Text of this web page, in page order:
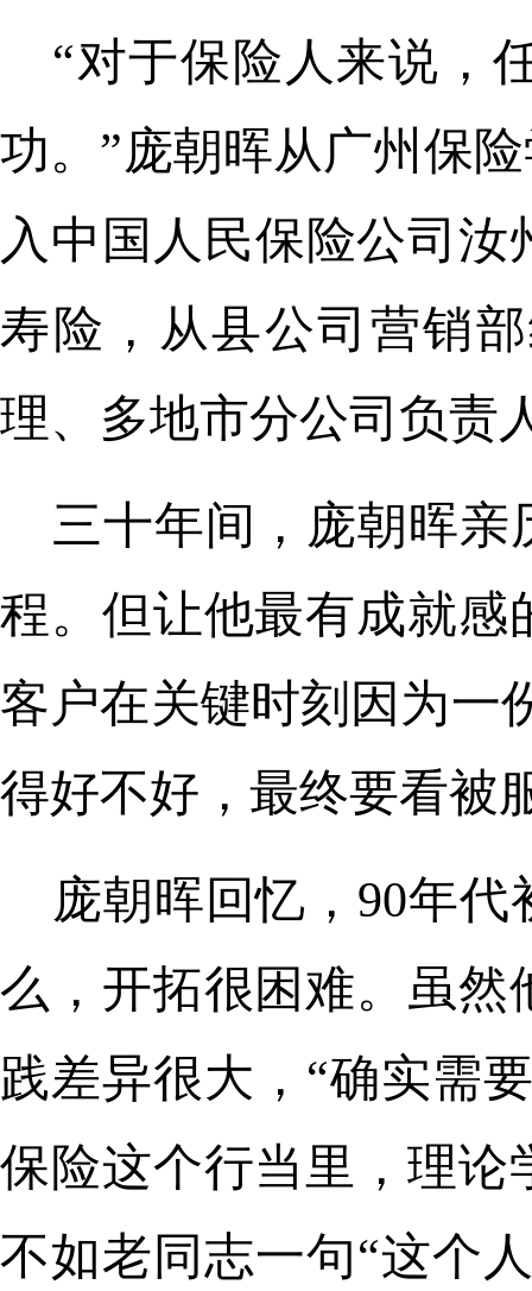
“对于保险人来说，
功。”庞朝晖从广州保
入中国人民保险公司
寿险，从县公司营销
理、多地市分公司负责
三十年间，庞朝晖
程。但让他最有成就感
客户在关键时刻因为一
得好不好，最终要看被
庞朝晖回忆，90年
么，开拓很困难。虽然
践差异很大，“确实需
保险这个行当里，理论
不如老同志一句“这个